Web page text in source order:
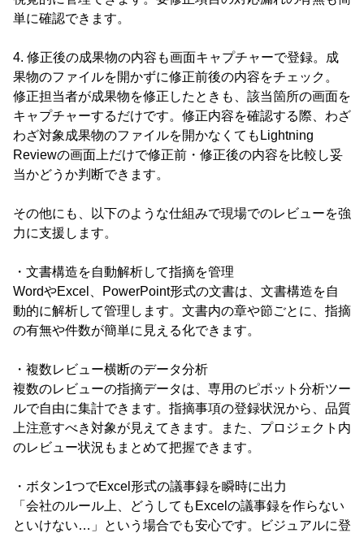
単に確認できます。
4. 修正後の成果物の内容も画面キャプチャーで登録。成
果物のファイルを開かずに修正前後の内容をチェック。
修正担当者が成果物を修正したときも、該当箇所の画面を
キャプチャーするだけです。修正内容を確認する際、わざ
わざ対象成果物のファイルを開かなくてもLightning
Reviewの画面上だけで修正前・修正後の内容を比較し妥
当かどうか判断できます。
その他にも、以下のような仕組みで現場でのレビューを強
力に支援します。
・文書構造を自動解析して指摘を管理
WordやExcel、PowerPoint形式の文書は、文書構造を自
動的に解析して管理します。文書内の章や節ごとに、指摘
の有無や件数が簡単に見える化できます。
・複数レビュー横断のデータ分析
複数のレビューの指摘データは、専用のピボット分析ツー
ルで自由に集計できます。指摘事項の登録状況から、品質
上注意すべき対象が見えてきます。また、プロジェクト内
のレビュー状況もまとめて把握できます。
・ボタン1つでExcel形式の議事録を瞬時に出力
「会社のルール上、どうしてもExcelの議事録を作らない
といけない…」という場合でも安心です。ビジュアルに登